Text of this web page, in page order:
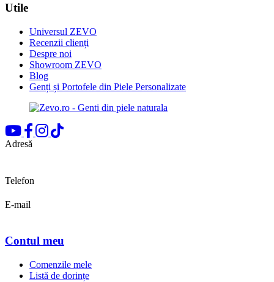
Utile
Universul ZEVO
Recenzii clienți
Despre noi
Showroom ZEVO
Blog
Genți și Portofele din Piele Personalizate
Adresă
Telefon
E-mail
Contul meu
Comenzile mele
Listă de dorințe